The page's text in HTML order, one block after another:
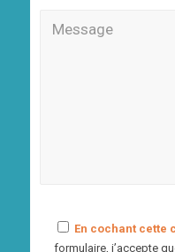
En cochant cette
formulaire, j’accepte